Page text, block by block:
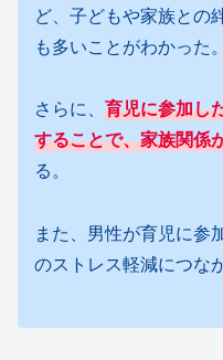
ど、子どもや家族との
も多いことがわかった。
さらに、 育児に参加し
することで、家族関係
る。
また、男性が育児に参
のストレス軽減につな